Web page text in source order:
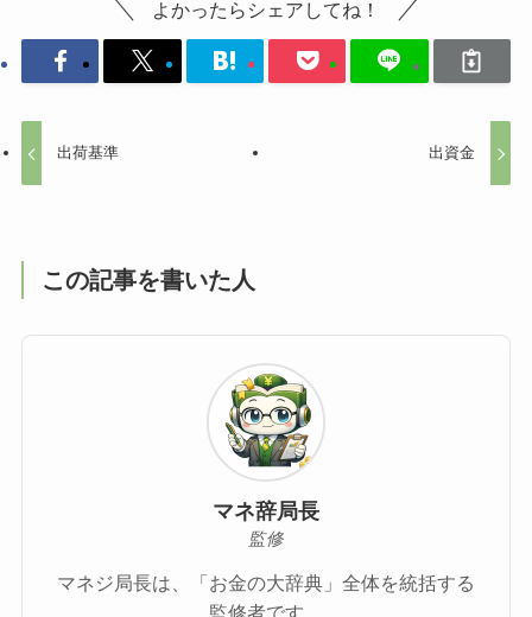
よかったらシェアしてね！
出荷基準 出資金
この記事を書いた人
マネ辞局長
監修
マネジ局長は、「お金の大辞典」全体を統括する
監修者です。